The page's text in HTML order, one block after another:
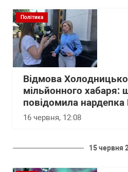
Політика
Відмова
мільйонного хабаря:
повідомила
16 червня, 12:08
15 червня